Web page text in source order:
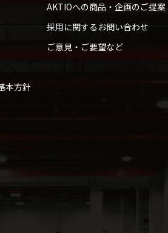
本方針
AKTIOへの商品・企画のご提案
採用に関するお問い合わせ
ご意見・ご要望など